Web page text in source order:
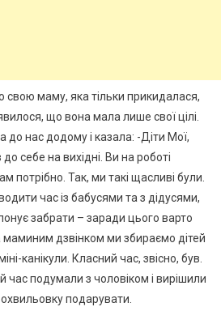
свою маму, яка тільки прикидалася,
що вона мала лише свої цілі.
до нас додому і казала: -Діти Мої,
себе на вихідні. Ви на роботі
потрібно. Так, ми такі щасливі були.
час із бабусями та з дідусями,
забрати – заради цього варто
маминим дзвінком ми збираємо дітей
канікули. Класний час, звісно, був.
час подумали з чоловіком і вирішили
подарувати.